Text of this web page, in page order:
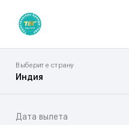
Индия
Выберите страну
Дата вылета